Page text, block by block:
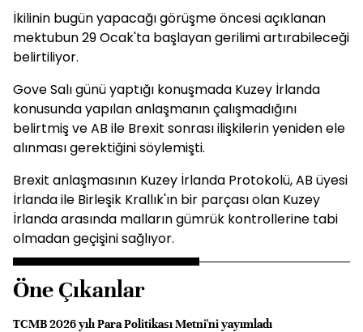
İkilinin bugün yapacağı görüşme öncesi açıklanan
mektubun 29 Ocak'ta başlayan gerilimi artırabileceği
belirtiliyor.
Gove Salı günü yaptığı konuşmada Kuzey İrlanda
konusunda yapılan anlaşmanın çalışmadığını
belirtmiş ve AB ile Brexit sonrası ilişkilerin yeniden ele
alınması gerektiğini söylemişti.
Brexit anlaşmasının Kuzey İrlanda Protokolü, AB üyesi
İrlanda ile Birleşik Krallık'ın bir parçası olan Kuzey
İrlanda arasında malların gümrük kontrollerine tabi
olmadan geçişini sağlıyor.
Öne Çıkanlar
TCMB 2026 yılı Para Politikası Metni'ni yayımladı